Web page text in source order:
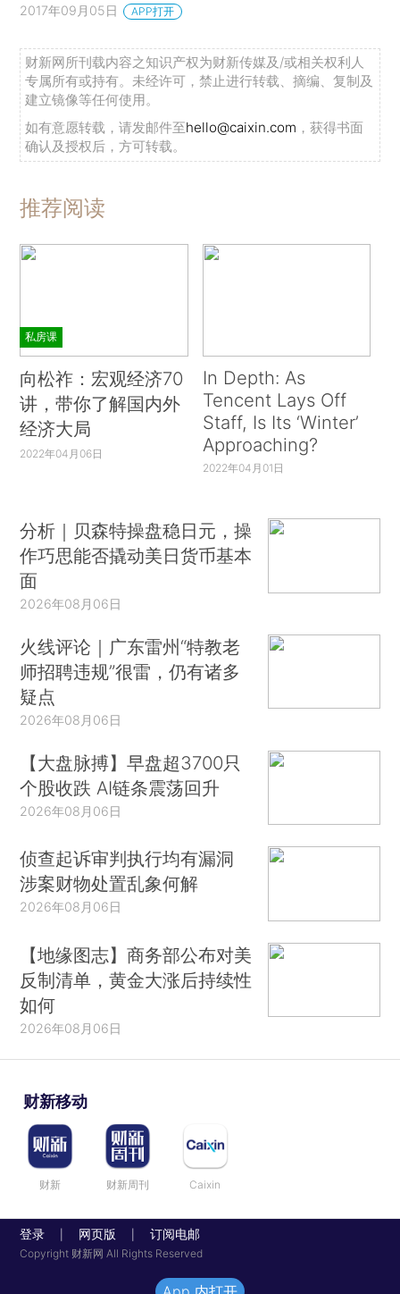
2017年09月05日 APP打开
财新网所刊载内容之知识产权为财新传媒及/或相关权利人
专属所有或持有。未经许可，禁止进行转载、摘编、复制及
建立镜像等任何使用。
如有意愿转载，请发邮件至hello@caixin.com ，获得书面
确认及授权后，方可转载。
推荐阅读
私房课
向松祚：宏观经济70
讲，带你了解国内外
经济大局
2022年04月06日
In Depth: As
Tencent Lays Off
Staff, Is Its ‘Winter’
Approaching?
2022年04月01日
分析｜贝森特操盘稳日元，操
作巧思能否撬动美日货币基本
面
2026年08月06日
火线评论｜广东雷州“特教老
师招聘违规”很雷，仍有诸多
疑点
2026年08月06日
【大盘脉搏】早盘超3700只
个股收跌 AI链条震荡回升
2026年08月06日
侦查起诉审判执行均有漏洞
涉案财物处置乱象何解
2026年08月06日
【地缘图志】商务部公布对美
反制清单，黄金大涨后持续性
如何
2026年08月06日
财新移动
财新 财新周刊 Caixin
登录 网页版 订阅电邮
Copyright 财新网 All Rights Reserved